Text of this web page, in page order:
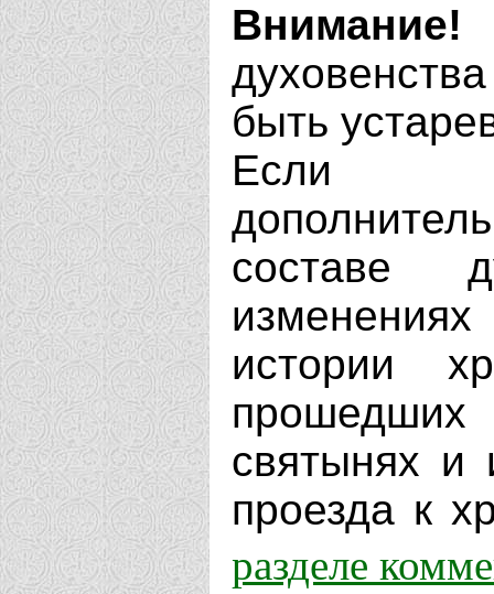
Внимание!
быть
Если
составе
истории
святынях и
проезда к
разделе